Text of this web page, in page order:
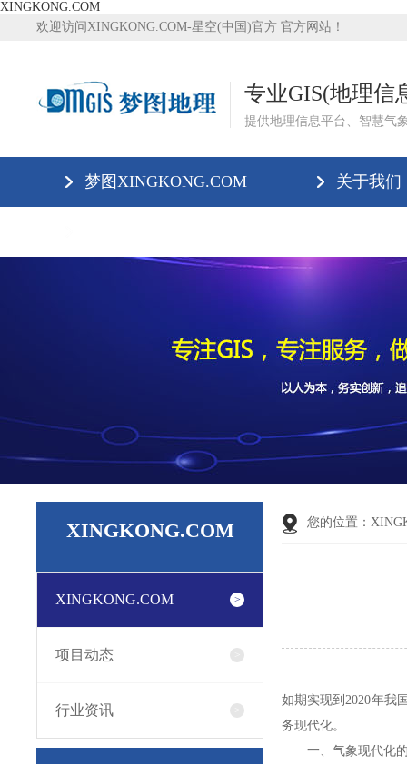
XINGKONG.COM
欢迎访问XINGKONG.COM-星空(中国)官方 官方网站！
专业GIS(地理信
提供地理信息平台、智慧气
梦图XINGKONG.COM 关于我们
XINGKONG.COM
XINGKONG.COM
项目动态
行业资讯
您的位置：
如期实现到2020年我
务现代化。
一、气象现代化的